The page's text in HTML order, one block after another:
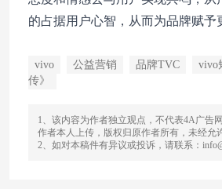
的占据用户心智，从而为品牌赋予
vivo 公益营销 品牌TVC
vivo
传》
1、该内容为作者独立观点，不代表4A广告
作者本人上传，版权归原作者所有，未经允
2、如对本稿件有异议或投诉，请联系：